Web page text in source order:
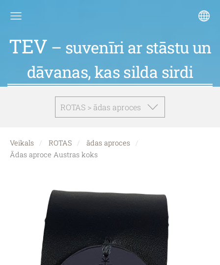
TEV – suvenīri ar stāstu un
dāvanas, kas silda sirdi
ROTAS > ādas aproces
Veikals ROTAS
ādas aproces
Ādas aproce Austras koks